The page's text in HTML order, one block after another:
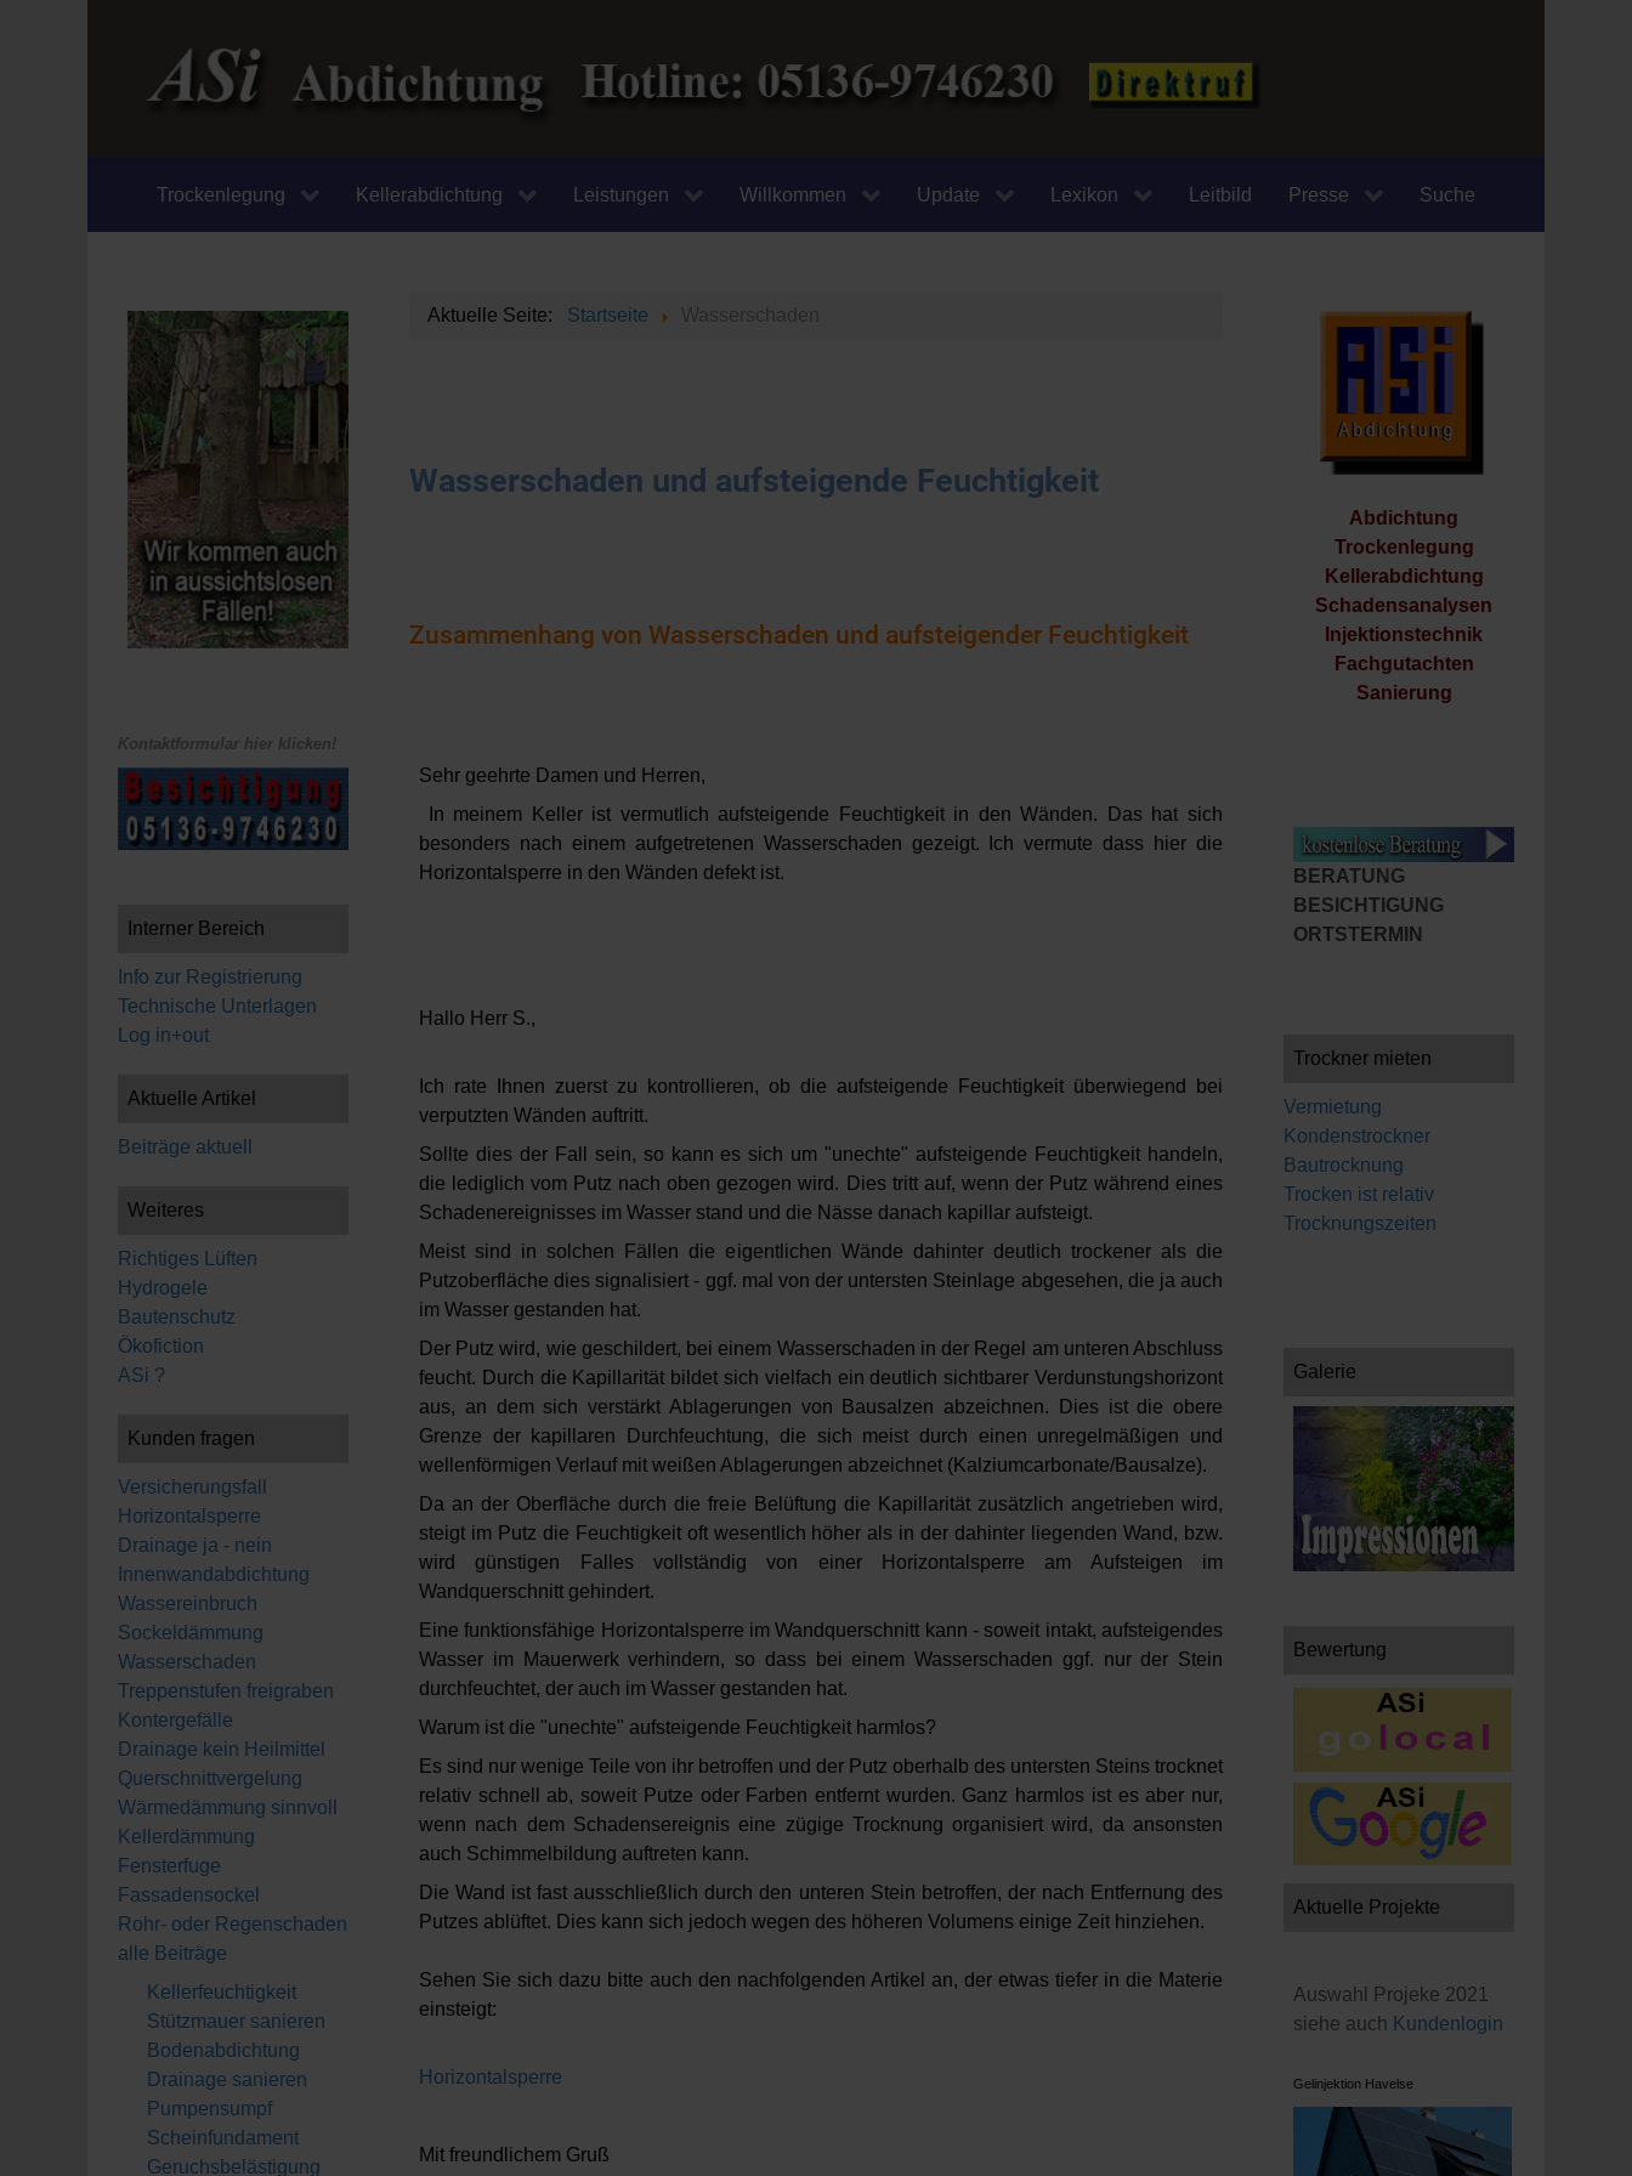
Trockenlegung Kellerabdichtung Leistungen Willkommen Update Lexikon Leitbild Presse Suche
Kontaktformular hier klicken!
Interner Bereich
Info zur Registrierung
Technische Unterlagen
Log in+out
Aktuelle Artikel
Beiträge aktuell
Weiteres
Richtiges Lüften
Hydrogele
Bautenschutz
Ökofiction
ASi ?
Kunden fragen
Versicherungsfall
Horizontalsperre
Drainage ja - nein
Innenwandabdichtung
Wassereinbruch
Sockeldämmung
Wasserschaden
Treppenstufen freigraben
Kontergefälle
Drainage kein Heilmittel
Querschnittvergelung
Wärmedämmung sinnvoll
Kellerdämmung
Fensterfuge
Fassadensockel
Rohr- oder Regenschaden
alle Beiträge
Kellerfeuchtigkeit
Stützmauer sanieren
Bodenabdichtung
Drainage sanieren
Pumpensumpf
Scheinfundament
Geruchsbelästigung
Aktuelle Seite: Startseite Wasserschaden
Wasserschaden und aufsteigende Feuchtigkeit
Zusammenhang von Wasserschaden und aufsteigender Feuchtigkeit
Sehr geehrte Damen und Herren,
In meinem Keller ist vermutlich aufsteigende Feuchtigkeit in den Wänden. Das hat sich
besonders nach einem aufgetretenen Wasserschaden gezeigt. Ich vermute dass hier die
Horizontalsperre in den Wänden defekt ist.
Hallo Herr S.,
Ich rate Ihnen zuerst zu kontrollieren, ob die aufsteigende Feuchtigkeit überwiegend bei
verputzten Wänden auftritt.
Sollte dies der Fall sein, so kann es sich um "unechte" aufsteigende Feuchtigkeit handeln,
die lediglich vom Putz nach oben gezogen wird. Dies tritt auf, wenn der Putz während eines
Schadenereignisses im Wasser stand und die Nässe danach kapillar aufsteigt.
Meist sind in solchen Fällen die eigentlichen Wände dahinter deutlich trockener als die
Putzoberfläche dies signalisiert - ggf. mal von der untersten Steinlage abgesehen, die ja auch
im Wasser gestanden hat.
Der Putz wird, wie geschildert, bei einem Wasserschaden in der Regel am unteren Abschluss
feucht. Durch die Kapillarität bildet sich vielfach ein deutlich sichtbarer Verdunstungshorizont
aus, an dem sich verstärkt Ablagerungen von Bausalzen abzeichnen. Dies ist die obere
Grenze der kapillaren Durchfeuchtung, die sich meist durch einen unregelmäßigen und
wellenförmigen Verlauf mit weißen Ablagerungen abzeichnet (Kalziumcarbonate/Bausalze).
Da an der Oberfläche durch die freie Belüftung die Kapillarität zusätzlich angetrieben wird,
steigt im Putz die Feuchtigkeit oft wesentlich höher als in der dahinter liegenden Wand, bzw.
wird günstigen Falles vollständig von einer Horizontalsperre am Aufsteigen im
Wandquerschnitt gehindert.
Eine funktionsfähige Horizontalsperre im Wandquerschnitt kann - soweit intakt, aufsteigendes
Wasser im Mauerwerk verhindern, so dass bei einem Wasserschaden ggf. nur der Stein
durchfeuchtet, der auch im Wasser gestanden hat.
Warum ist die "unechte" aufsteigende Feuchtigkeit harmlos?
Es sind nur wenige Teile von ihr betroffen und der Putz oberhalb des untersten Steins trocknet
relativ schnell ab, soweit Putze oder Farben entfernt wurden. Ganz harmlos ist es aber nur,
wenn nach dem Schadensereignis eine zügige Trocknung organisiert wird, da ansonsten
auch Schimmelbildung auftreten kann.
Die Wand ist fast ausschließlich durch den unteren Stein betroffen, der nach Entfernung des
Putzes ablüftet. Dies kann sich jedoch wegen des höheren Volumens einige Zeit hinziehen.
Sehen Sie sich dazu bitte auch den nachfolgenden Artikel an, der etwas tiefer in die Materie
einsteigt:
Horizontalsperre
Mit freundlichem Gruß
Abdichtung
Trockenlegung
Kellerabdichtung
Schadensanalysen
Injektionstechnik
Fachgutachten
Sanierung
BERATUNG
BESICHTIGUNG
ORTSTERMIN
Trockner mieten
Vermietung
Kondenstrockner
Bautrocknung
Trocken ist relativ
Trocknungszeiten
Galerie
Bewertung
Aktuelle Projekte
Auswahl Projeke 2021
siehe auch Kundenlogin
Gelinjektion Havelse